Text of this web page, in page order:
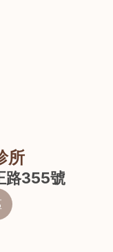
所
路355號